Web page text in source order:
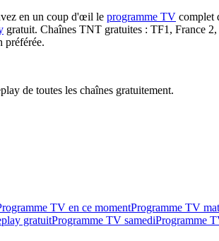
en un coup d'œil le programme TV complet
gratuit. Chaînes TNT gratuites : TF1, France
préférée.
de toutes les chaînes gratuitement.
TV en ce momentProgramme TV
gratuitProgramme TV samediProgramme